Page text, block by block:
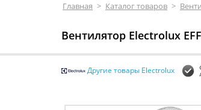
Главная > Каталог товаров >
Вентилятор Electrolux
Другие товары Electrolux